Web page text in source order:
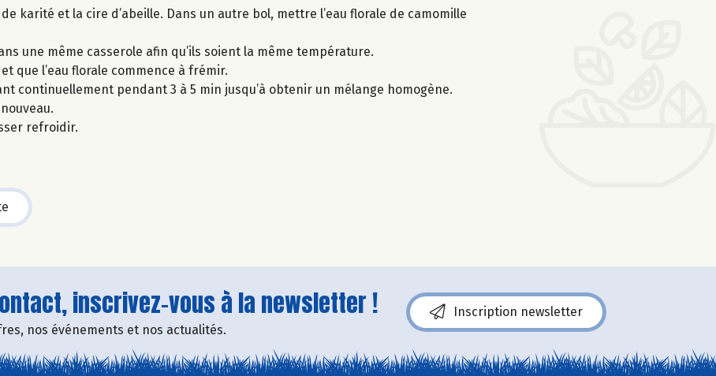
karité et la cire d’abeille. Dans un autre bol, mettre l’eau florale de camomille
une même casserole afin qu’ils soient la même température.
que l’eau florale commence à frémir.
continuellement pendant 3 à 5 min jusqu’à obtenir un mélange homogène.
refroidir.
inscrivez-vous à la newsletter !
nos événements et nos actualités.
Inscription newsletter